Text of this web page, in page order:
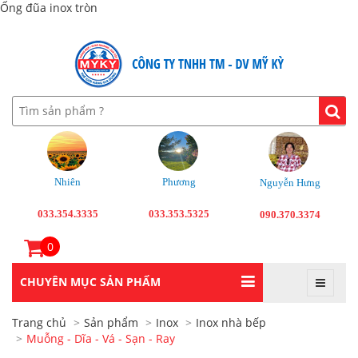
Ống đũa inox tròn
Nhiên
033.354.3335
Phương
033.353.5325
Nguyễn Hưng
090.370.3374
0
CHUYÊN MỤC SẢN PHẨM
Trang chủ Sản phẩm Inox
Inox nhà bếp
Muỗng - Dĩa - Vá - Sạn - Ray